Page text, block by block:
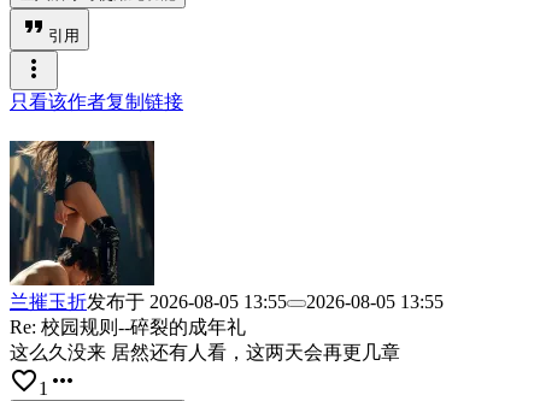
format_quote 引用
more_vert
只看该作者复制链接
兰摧玉折发布于 2026-08-05 13:55
2026-08-05 13:55
Re: 校园规则--碎裂的成年礼
这么久没来 居然还有人看，这两天会再更几章
favorite_border1 more_horiz